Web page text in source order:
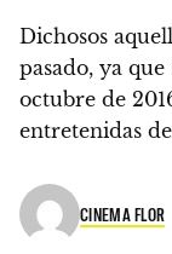
Dichosos
pasado, ya
octubre de
entretenidas
CINEMA FLOR